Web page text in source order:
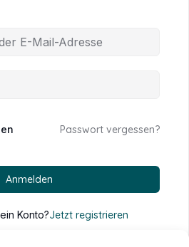
Passwort vergessen?
Anmelden
Konto?Jetzt registrieren